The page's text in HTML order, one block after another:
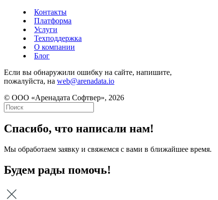
Контакты
Платформа
Услуги
Техподдержка
О компании
Блог
Если вы обнаружили ошибку на сайте, напишите,
пожалуйста, на web@arenadata.io
© ООО «Аренадата Софтвер», 2026
Спасибо, что написали нам!
Мы обработаем заявку и свяжемся с вами в ближайшее время.
Будем рады помочь!